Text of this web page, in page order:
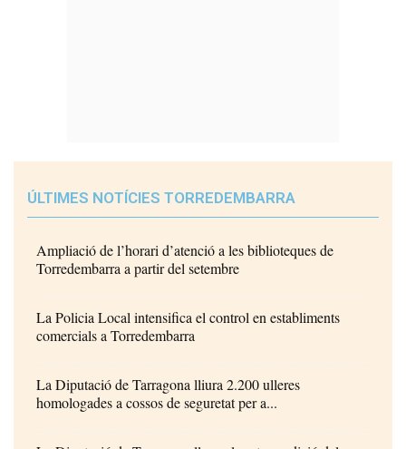
ÚLTIMES NOTÍCIES TORREDEMBARRA
Ampliació de l’horari d’atenció a les biblioteques de
Torredembarra a partir del setembre
La Policia Local intensifica el control en establiments
comercials a Torredembarra
La Diputació de Tarragona lliura 2.200 ulleres
homologades a cossos de seguretat per a...